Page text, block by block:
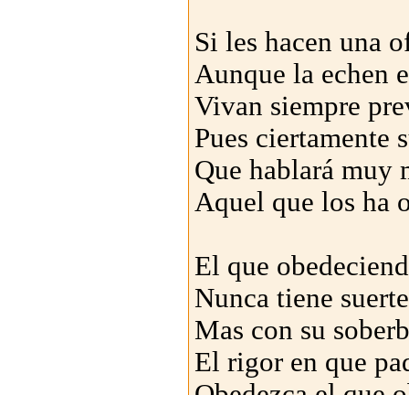
Si les hacen una
Aunque la echen
Vivan siempre
Pues ciertamente
Que hablará muy
Aquel que los ha
El que
Nunca tiene
Mas con su
El rigor en que